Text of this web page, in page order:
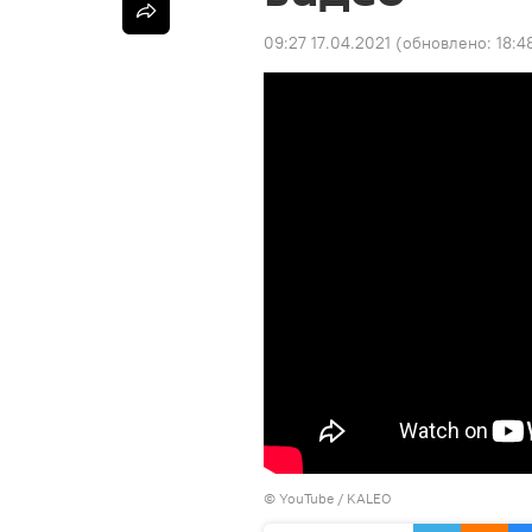
09:27 17.04.2021 (обновлено:
© YouTube / KALEO